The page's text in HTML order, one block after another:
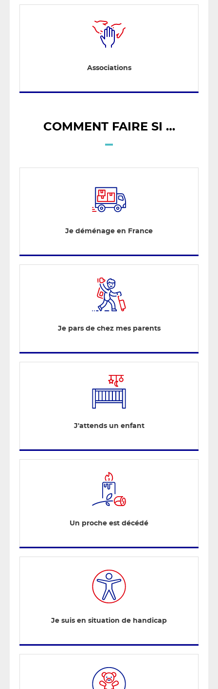
Associations
COMMENT FAIRE SI …
Je déménage en France
Je pars de chez mes parents
J'attends un enfant
Un proche est décédé
Je suis en situation de handicap